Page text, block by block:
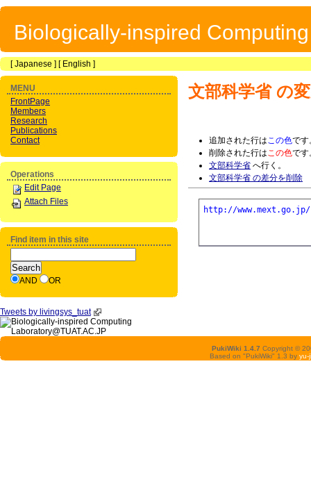
Biologically-inspired
[Japanese ] [ English ]
文部科学省の
追加された行はこの色です
削除された行はこの色です
文部科学省 へ行く。
文部科学省 の差分を削除
http://www.mext.go.jp/
MENU
FrontPage
Members
Research
Publications
Contact
Operations
Edit Page
Attach Files
Find item in this site
AND OR
Tweets by livingsys_tuat
PukiWiki 1.4.7 Copyright ©
Based on "PukiWiki" 1.3 by yu-ji